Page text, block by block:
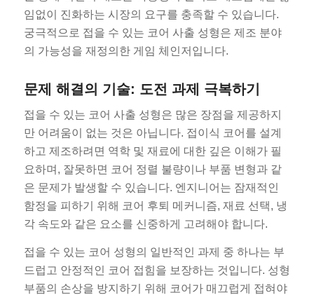
임없이 진화하는 시장의 요구를 충족할 수 있습니다.
궁극적으로 접을 수 있는 코어 사출 성형은 제조 분야
의 가능성을 재정의한 게임 체인저입니다.
문제 해결의 기술: 도전 과제 극복하기
접을 수 있는 코어 사출 성형은 많은 장점을 제공하지
만 어려움이 없는 것은 아닙니다. 접이식 코어를 설계
하고 제조하려면 역학 및 재료에 대한 깊은 이해가 필
요하며, 잘못하면 코어 정렬 불량이나 부품 변형과 같
은 문제가 발생할 수 있습니다. 엔지니어는 잠재적인
함정을 피하기 위해 코어 후퇴 메커니즘, 재료 선택, 냉
각 속도와 같은 요소를 신중하게 고려해야 합니다.
접을 수 있는 코어 성형의 일반적인 과제 중 하나는 부
드럽고 안정적인 코어 접힘을 보장하는 것입니다. 성형
부품의 손상을 방지하기 위해 코어가 매끄럽게 접혀야